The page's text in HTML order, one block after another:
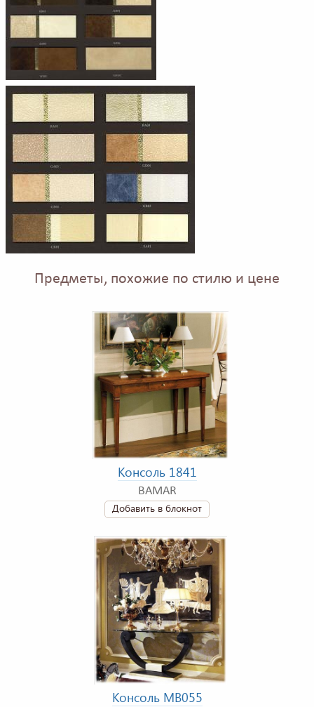
Предметы, похожие по стилю и цене
Консоль 1841
BAMAR
Добавить в блокнот
Консоль MB055